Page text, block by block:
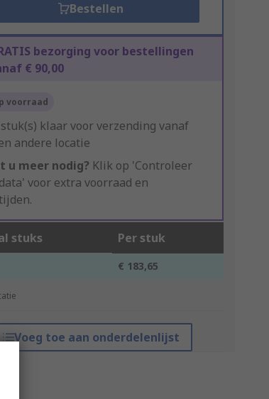
Bestellen
bezorging voor bestellingen
€ 90,00
voorraad
stuk(s) klaar voor verzending vanaf
andere locatie
u meer nodig? Klik op 'Controleer
voor extra voorraad en
stuks Per stuk
€ 183,65
Voeg toe aan onderdelenlijst